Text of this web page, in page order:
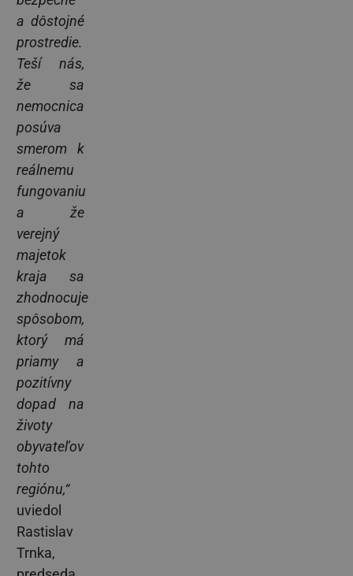
a dôstojné
prostredie.
Teší nás,
že sa
nemocnica
posúva
smerom k
reálnemu
fungovaniu
a že
verejný
majetok
kraja sa
zhodnocuje
spôsobom,
ktorý má
priamy a
pozitívny
dopad na
životy
obyvateľov
tohto
regiónu,“
uviedol
Rastislav
Trnka,